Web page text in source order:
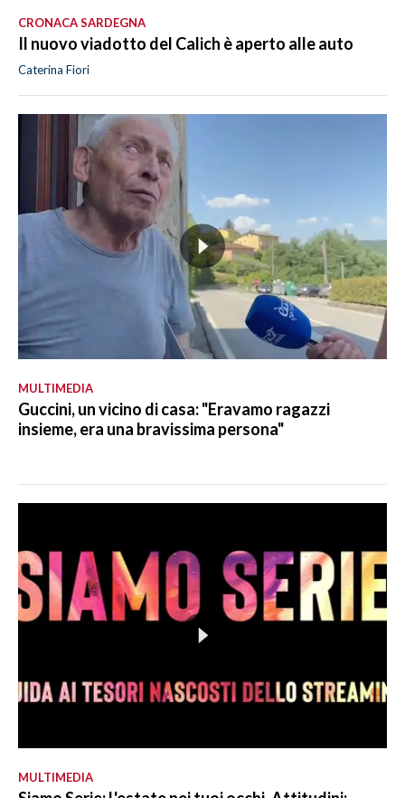
CRONACA SARDEGNA
Il nuovo viadotto del Calich è aperto alle auto
Caterina Fiori
MULTIMEDIA
Guccini, un vicino di casa: "Eravamo ragazzi
insieme, era una bravissima persona"
MULTIMEDIA